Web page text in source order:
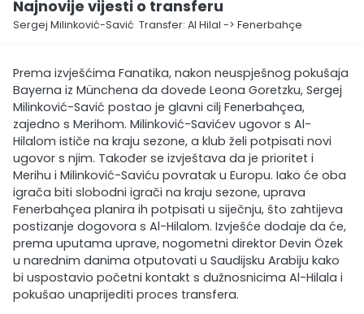
Najnovije vijesti o transferu
Sergej Milinković-Savić Transfer: Al Hilal -> Fenerbahçe
Prema izvješćima Fanatika, nakon neuspješnog pokušaja
Bayerna iz Münchena da dovede Leona Goretzku, Sergej
Milinković-Savić postao je glavni cilj Fenerbahçea,
zajedno s Merihom. Milinković-Savićev ugovor s Al-
Hilalom ističe na kraju sezone, a klub želi potpisati novi
ugovor s njim. Također se izvještava da je prioritet i
Merihu i Milinković-Saviću povratak u Europu. Iako će oba
igrača biti slobodni igrači na kraju sezone, uprava
Fenerbahçea planira ih potpisati u siječnju, što zahtijeva
postizanje dogovora s Al-Hilalom. Izvješće dodaje da će,
prema uputama uprave, nogometni direktor Devin Özek
u narednim danima otputovati u Saudijsku Arabiju kako
bi uspostavio početni kontakt s dužnosnicima Al-Hilala i
pokušao unaprijediti proces transfera.